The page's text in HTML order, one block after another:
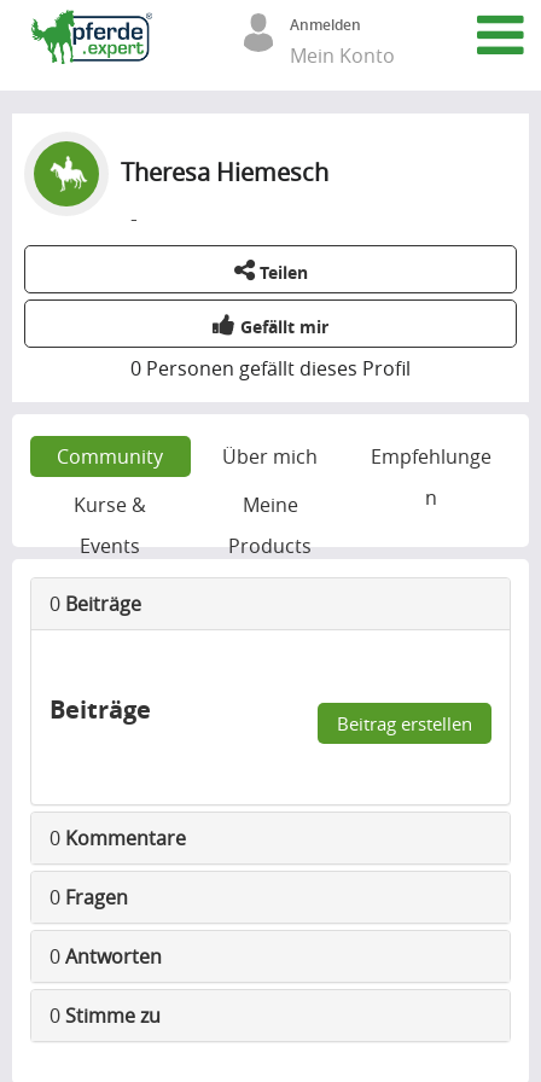
Anmelden
Mein Konto
Theresa Hiemesch
-
Teilen
Gefällt mir
0 Personen gefällt dieses Profil
Community Über mich
Empfehlunge
n
Kurse &
Events
Meine
Products
0 Beiträge
Beiträge Beitrag erstellen
0 Kommentare
0 Fragen
0Antworten
0Stimme zu